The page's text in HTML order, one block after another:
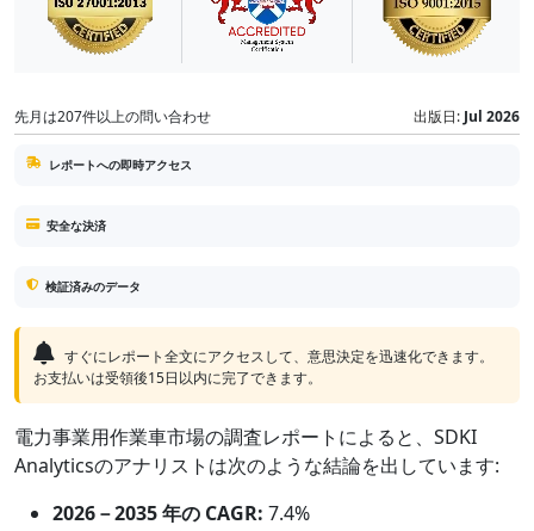
先月は207件以上の問い合わせ 出版日: Jul 2026
レポートへの即時アクセス
安全な決済
検証済みのデータ
すぐにレポート全文にアクセスして、意思決定を迅速化できます。
お支払いは受領後15日以内に完了できます。
電力事業用作業車市場の調査レポートによると、SDKI
Analyticsのアナリストは次のような結論を出しています:
2026－2035 年の CAGR: 7.4%